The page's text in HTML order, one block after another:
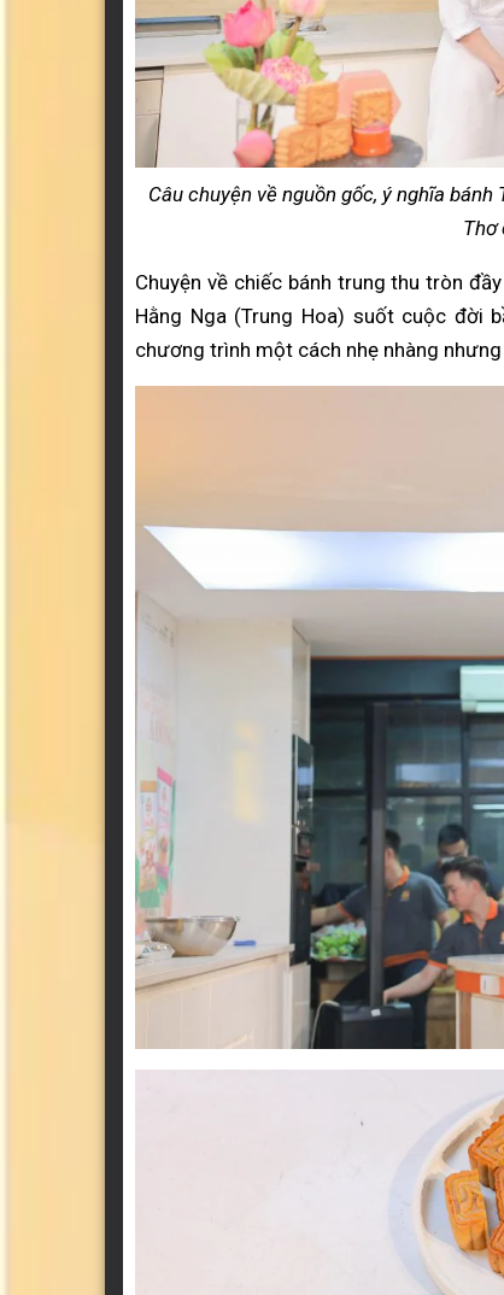
Câu chuyện về nguồn gốc, ý nghĩa
Thơ
Chuyện về chiếc bánh trung thu tròn
Hằng Nga (Trung Hoa) suốt cuộc đời
chương trình một cách nhẹ nhàng nhưng